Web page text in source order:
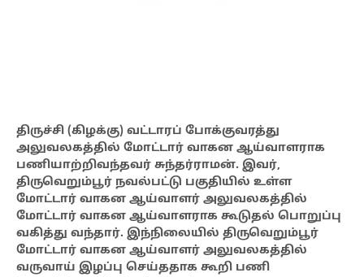
திருச்சி (கிழக்கு) வட்டாரப் போக்குவரத்து
அலுவலகத்தில் மோட்டார் வாகன ஆய்வாளராக
பணியாற்றிவந்தவர் சுந்தர்ராமன். இவர்,
திருவெறும்பூர் நவல்பட்டு பகுதியில் உள்ள
மோட்டார் வாகன ஆய்வாளர் அலுவலகத்தில்
மோட்டார் வாகன ஆய்வாளராக கூடுதல் பொறுப்பு
வகித்து வந்தார். இந்நிலையில் திருவெறும்பூர்
மோட்டார் வாகன ஆய்வாளர் அலுவலகத்தில்
வருவாய் இழப்பு செய்ததாக கூறி பணி